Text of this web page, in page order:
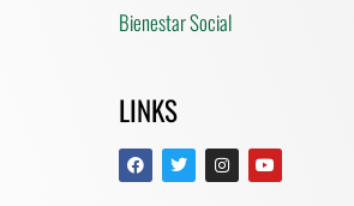
Bienestar Social
LINKS